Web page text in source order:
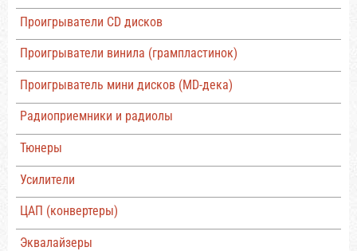
Проигрыватели CD дисков
Проигрыватели винила (грампластинок)
Проигрыватель мини дисков (MD-дека)
Радиоприемники и радиолы
Тюнеры
Усилители
ЦАП (конвертеры)
Эквалайзеры